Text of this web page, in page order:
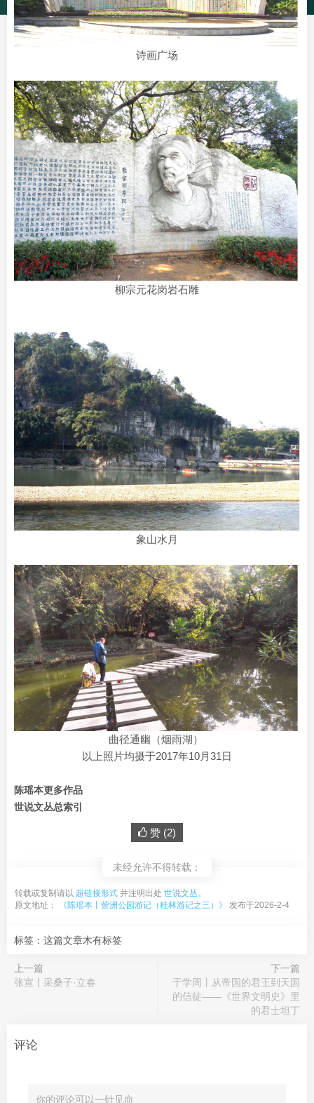
诗画广场
柳宗元花岗岩石雕
象山水月
曲径通幽（烟雨湖）
以上照片均摄于2017年10月31日
陈瑶本更多作品
世说文丛总索引
赞 (2)
未经允许不得转载：
转载或复制请以 超链接形式 并注明出处 世说文丛。
原文地址：
《陈瑶本丨訾洲公园游记（桂林游记之三）》 发布于2026-2-4
标签：这篇文章木有标签
上一篇
张宣丨采桑子·立春
下一篇
于学周丨从帝国的君王到天国
的信徒——《世界文明史》里
的君士坦丁
评论